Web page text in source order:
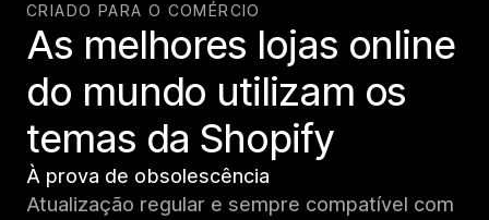
CRIADO PARA O COMÉRCIO
As melhores lojas online
do mundo utilizam os
temas da Shopify
À prova de obsolescência
Atualização regular e sempre compatível com